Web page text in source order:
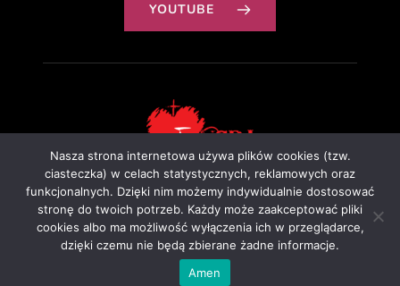
YOUTUBE
Projekt: Ewa Szałkowska
Nasza strona internetowa używa plików cookies (tzw.
ciasteczka) w celach statystycznych, reklamowych oraz
funkcjonalnych. Dzięki nim możemy indywidualnie dostosować
stronę do twoich potrzeb. Każdy może zaakceptować pliki
cookies albo ma możliwość wyłączenia ich w przeglądarce,
dzięki czemu nie będą zbierane żadne informacje.
Amen